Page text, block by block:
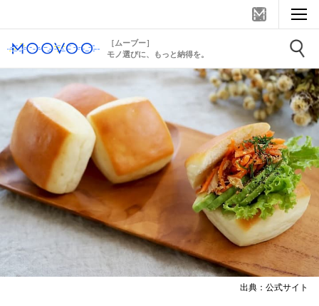
［ムーブー］
モノ選びに、もっと納得を。
出典：公式サイト